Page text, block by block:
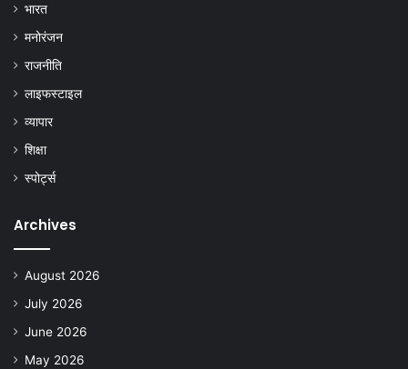
भारत
मनोरंजन
राजनीति
लाइफस्टाइल
व्यापार
शिक्षा
स्पोर्ट्स
Archives
August 2026
July 2026
June 2026
May 2026